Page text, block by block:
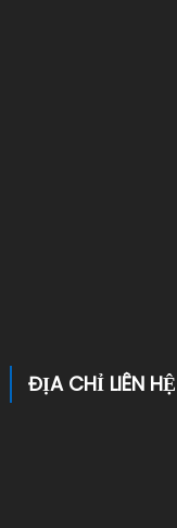
ĐỊA CHỈ LIÊN HỆ